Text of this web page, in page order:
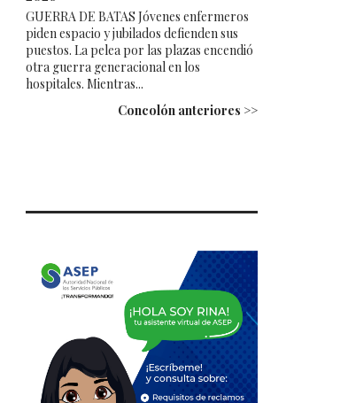
GUERRA DE BATAS Jóvenes enfermeros
piden espacio y jubilados defienden sus
puestos. La pelea por las plazas encendió
otra guerra generacional en los
hospitales. Mientras...
Concolón anteriores >>